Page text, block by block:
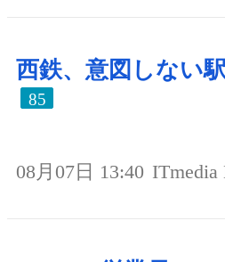
西鉄、意図しない
85
08月07日 13:40 ITmedia